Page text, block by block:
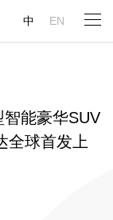
中 EN
能豪华SUV
全球首发上